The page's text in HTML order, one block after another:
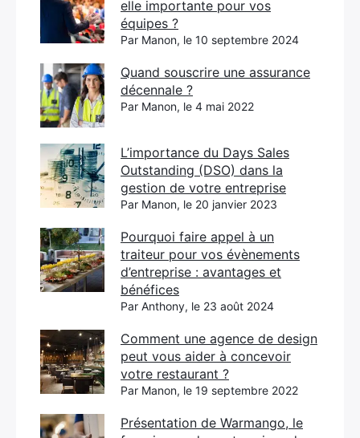
elle importante pour vos
équipes ?
Par Manon, le 10 septembre 2024
Quand souscrire une assurance
décennale ?
Par Manon, le 4 mai 2022
L’importance du Days Sales
Outstanding (DSO) dans la
gestion de votre entreprise
Par Manon, le 20 janvier 2023
Pourquoi faire appel à un
traiteur pour vos évènements
d’entreprise : avantages et
bénéfices
Par Anthony, le 23 août 2024
Comment une agence de design
peut vous aider à concevoir
votre restaurant ?
Par Manon, le 19 septembre 2022
Présentation de Warmango, le